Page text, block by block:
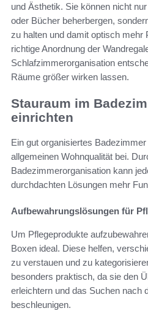
und Ästhetik. Sie können nicht
oder Bücher beherbergen,
zu halten und damit optisch mehr
richtige Anordnung der
Schlafzimmerorganisation
Räume größer wirken lassen.
Stauraum im
einrichten
Ein gut organisiertes
allgemeinen Wohnqualität bei.
Badezimmerorganisation kann
durchdachten Lösungen mehr
Aufbewahrungslösungen für
Um Pflegeprodukte
Boxen ideal. Diese helfen,
zu verstauen und zu
besonders praktisch, da sie den
erleichtern und das Suchen nach
beschleunigen.